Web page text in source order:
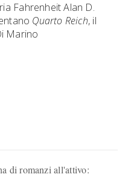
Fahrenheit Alan D.
Quarto Reich, il
Marino
di romanzi all'attivo: